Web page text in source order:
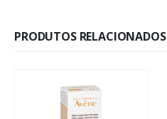
PRODUTOS RELACIONADOS